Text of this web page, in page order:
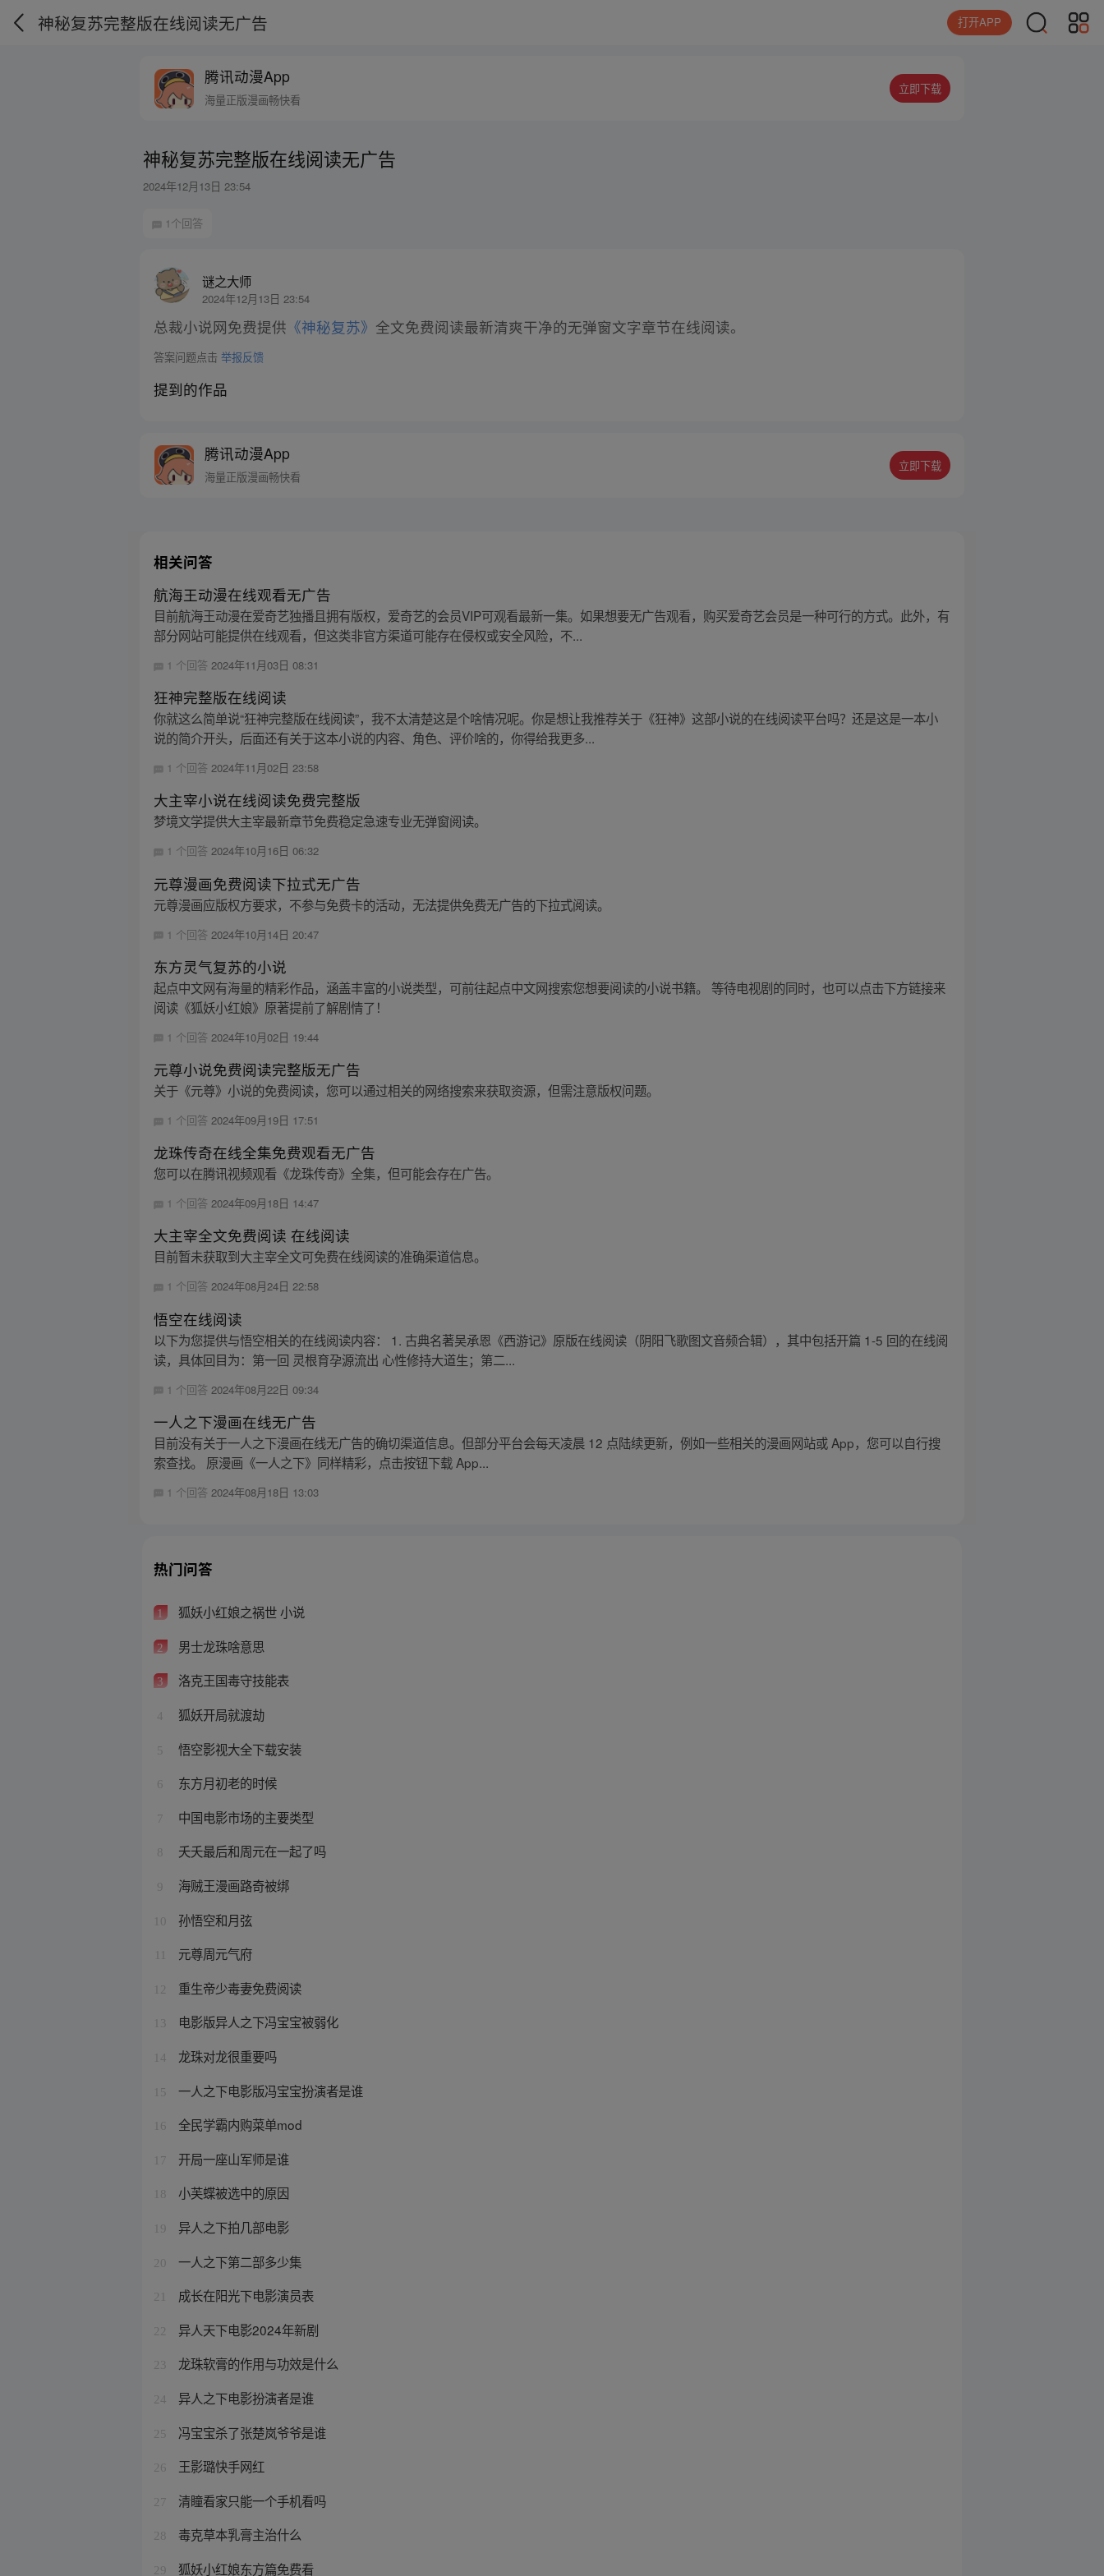
神秘复苏完整版在线阅读无广告 打开APP
腾讯动漫App
海量正版漫画畅快看
立即下载
神秘复苏完整版在线阅读无广告
2024年12月13日 23:54
1个回答
谜之大师
2024年12月13日 23:54
总裁小说网免费提供 《神秘复苏》 全文免费阅读最新清爽干净的无弹窗文字章节在线阅读。
答案问题点击举报反馈
提到的作品
腾讯动漫App
海量正版漫画畅快看
立即下载
相关问答
航海王动漫在线观看无广告
目前航海王动漫在爱奇艺独播且拥有版权，爱奇艺的会员VIP可观看最新一集。如果想要无广告观看，购买爱奇艺会员是一种可行的方式。此外，有
部分网站可能提供在线观看，但这类非官方渠道可能存在侵权或安全风险，不...
1 个回答2024年11月03日 08:31
狂神完整版在线阅读
你就这么简单说“狂神完整版在线阅读”，我不太清楚这是个啥情况呢。你是想让我推荐关于《狂神》这部小说的在线阅读平台吗？还是这是一本小
说的简介开头，后面还有关于这本小说的内容、角色、评价啥的，你得给我更多...
1 个回答2024年11月02日 23:58
大主宰小说在线阅读免费完整版
梦境文学提供大主宰最新章节免费稳定急速专业无弹窗阅读。
1 个回答2024年10月16日 06:32
元尊漫画免费阅读下拉式无广告
元尊漫画应版权方要求，不参与免费卡的活动，无法提供免费无广告的下拉式阅读。
1 个回答 2024年10月14日 20:47
东方灵气复苏的小说
起点中文网有海量的精彩作品，涵盖丰富的小说类型，可前往起点中文网搜索您想要阅读的小说书籍。 等待电视剧的同时，也可以点击下方链接来
阅读《狐妖小红娘》原著提前了解剧情了！
1 个回答 2024年10月02日 19:44
元尊小说免费阅读完整版无广告
关于《元尊》小说的免费阅读，您可以通过相关的网络搜索来获取资源，但需注意版权问题。
1 个回答2024年09月19日 17:51
龙珠传奇在线全集免费观看无广告
您可以在腾讯视频观看《龙珠传奇》全集，但可能会存在广告。
1 个回答2024年09月18日 14:47
大主宰全文免费阅读 在线阅读
目前暂未获取到大主宰全文可免费在线阅读的准确渠道信息。
1 个回答2024年08月24日 22:58
悟空在线阅读
以下为您提供与悟空相关的在线阅读内容： 1. 古典名著吴承恩《西游记》原版在线阅读（阴阳飞歌图文音频合辑），其中包括开篇 1-5 回的在线阅
读，具体回目为：第一回 灵根育孕源流出 心性修持大道生；第二...
1 个回答 2024年08月22日 09:34
一人之下漫画在线无广告
目前没有关于一人之下漫画在线无广告的确切渠道信息。但部分平台会每天凌晨 12 点陆续更新，例如一些相关的漫画网站或 App，您可以自行搜
索查找。 原漫画《一人之下》同样精彩，点击按钮下载 App...
1 个回答 2024年08月18日 13:03
热门问答
1 狐妖小红娘之祸世 小说
2 男士龙珠啥意思
3 洛克王国毒守技能表
4 狐妖开局就渡劫
5 悟空影视大全下载安装
6 东方月初老的时候
7 中国电影市场的主要类型
8 夭夭最后和周元在一起了吗
9 海贼王漫画路奇被绑
10 孙悟空和月弦
元尊周元气府
12 重生帝少毒妻免费阅读
13 电影版异人之下冯宝宝被弱化
14 龙珠对龙很重要吗
15 一人之下电影版冯宝宝扮演者是谁
16 全民学霸内购菜单mod
17 开局一座山军师是谁
18 小芙蝶被选中的原因
19 异人之下拍几部电影
20 一人之下第二部多少集
21 成长在阳光下电影演员表
22 异人天下电影2024年新剧
23 龙珠软膏的作用与功效是什么
24 异人之下电影扮演者是谁
25 冯宝宝杀了张楚岚爷爷是谁
26 王影璐快手网红
27 清瞳看家只能一个手机看吗
28 毒克草本乳膏主治什么
29 狐妖小红娘东方篇免费看